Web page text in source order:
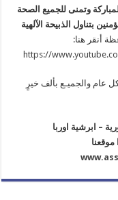
وتمنى للجميع الصحة
بتناول الذبيحة الآلهية
أنقر هنا:
https://
عام والجميـع بألف خيرٍ
– ابرشية اوربا